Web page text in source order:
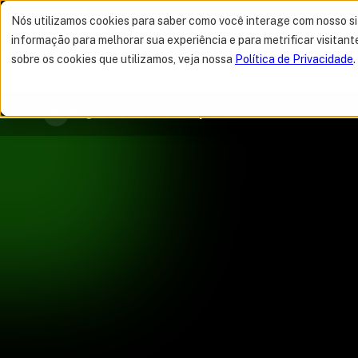
Nós utilizamos cookies para saber como você interage com nosso
informação para melhorar sua experiência e para metrificar
sobre os cookies que utilizamos, veja nossa Política de Privacidade.
MELHOR OFERTA
Navegue por categorias
Blog Tera Autores Thays Bueno